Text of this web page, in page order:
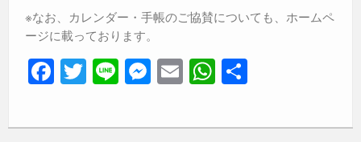
※なお、カレンダー・手帳のご協賛についても、ホームペ
ージに載っております。
F
a
c
T
wi
tt
Li
n
e
M
e
ss
E
m
ail
W
h
at